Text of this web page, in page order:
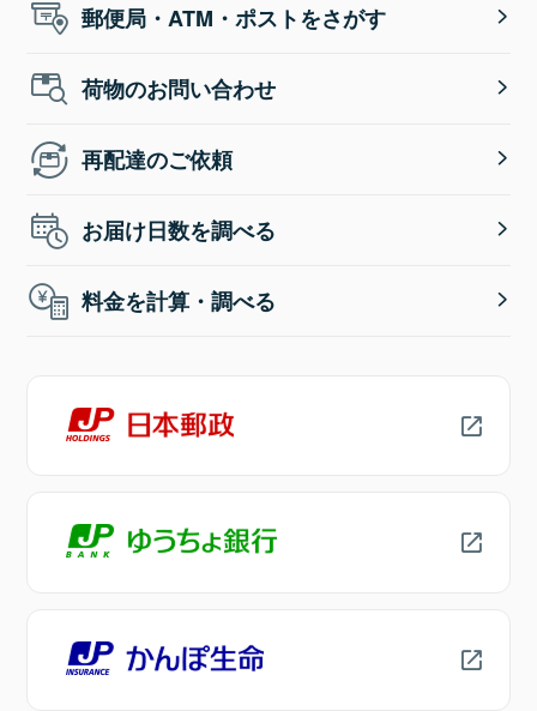
郵便局・ATM・ポストをさがす
荷物のお問い合わせ
再配達のご依頼
お届け日数を調べる
料金を計算・調べる